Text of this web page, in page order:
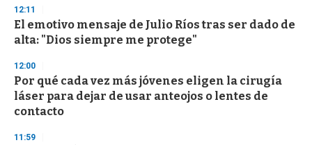
s
e
c
o
d
s
12:11
El emotivo mensaje de Julio Ríos tras ser dado de
alta: "Dios siempre me protege"
12:00
Por qué cada vez más jóvenes eligen la cirugía
láser para dejar de usar anteojos o lentes de
contacto
11:59